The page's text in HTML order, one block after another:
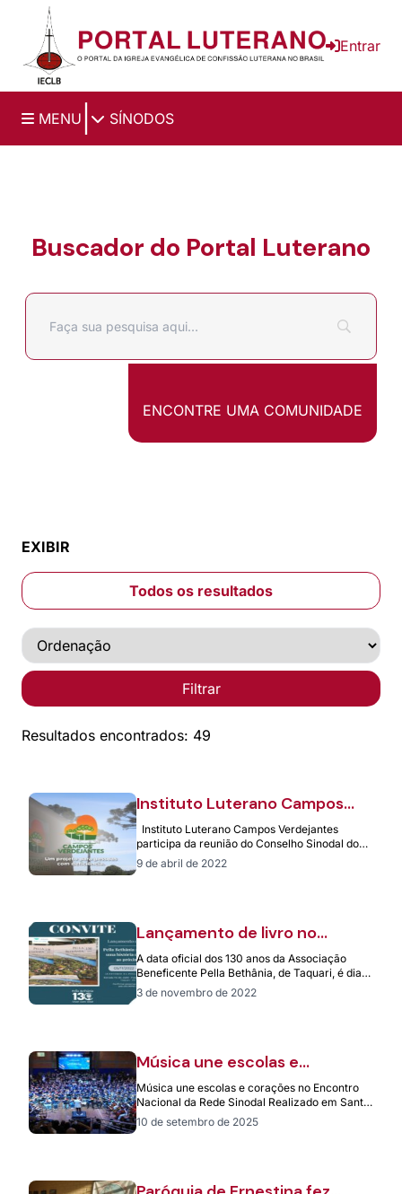
Ir para o conteúdo principal
Entrar
MENU SÍNODOS
Buscador do Portal Luterano
ENCONTRE UMA COMUNIDADE
EXIBIR
Todos os resultados
Filtrar
Resultados encontrados: 49
Instituto Luterano Campos
Conselho Sinodal do Norte
Catarinense
Instituto Luterano Campos Verdejantes
participa da reunião do Conselho Sinodal do
Sínodo Norte Catarinense Na Reunião do
Conselho Sinodal…
9 de abril de 2022
Lançamento de livro no
sábado abre programação dos
130 anos da Pella Bethânia
A data oficial dos 130 anos da Associação
Beneficente Pella Bethânia, de Taquari, é dia
19 de novembro. Mas as…
3 de novembro de 2022
Música une escolas e
corações no Encontro
Nacional da Rede Sinodal
Música une escolas e corações no Encontro
Nacional da Rede Sinodal Realizado em Santa
Cruz do Sul e Joinville, evento…
10 de setembro de 2025